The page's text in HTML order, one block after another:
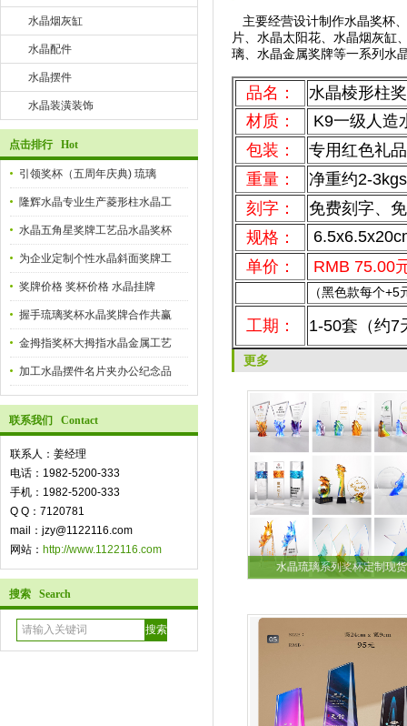
水晶烟灰缸
水晶配件
水晶摆件
水晶装潢装饰
点击排行 Hot
引领奖杯（五周年庆典) 琉璃
隆辉水晶专业生产菱形柱水晶工
水晶五角星奖牌工艺品水晶奖杯
为企业定制个性水晶斜面奖牌工
奖牌价格 奖杯价格 水晶挂牌
握手琉璃奖杯水晶奖牌合作共赢
金拇指奖杯大拇指水晶金属工艺
加工水晶摆件名片夹办公纪念品
联系我们 Contact
联系人：姜经理
电话：1982-5200-333
手机：1982-5200-333
Q Q：7120781
mail：jzy@1122116.com
网站： http://www.1122116.com
搜索 Search
主要经营设计制作水晶奖杯
片、水晶太阳花、水晶烟灰缸
璃、水晶金属奖牌等一系列水
品名：
水晶棱形柱
材质：
K9一级人造
包装：
专用红色礼
重量：
净重约2-
刻字：
免费刻字、
规格：
单价：
RMB
（黑色款每个
工期： 1-50套（约7
更多
水晶琉璃系列奖杯定制现货